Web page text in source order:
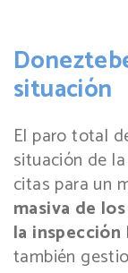
situación
El paro total
situación de
citas para un
masiva de
la
también